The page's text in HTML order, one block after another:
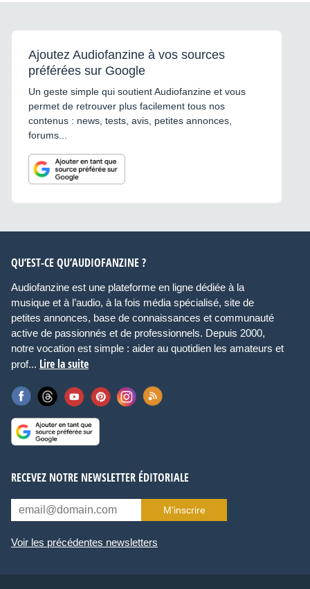
Ajoutez Audiofanzine à vos sources
préférées sur Google
Un geste simple qui soutient Audiofanzine et vous
permet de retrouver plus facilement tous nos
contenus : news, tests, avis, petites annonces,
forums...
QU’EST-CE QU’AUDIOFANZINE ?
Audiofanzine est une plateforme en ligne dédiée à la
musique et à l’audio, à la fois média spécialisé, site de
petites annonces, base de connaissances et communauté
active de passionnés et de professionnels. Depuis 2000,
notre vocation est simple : aider au quotidien les amateurs et
prof... Lire la suite
RECEVEZ NOTRE NEWSLETTER ÉDITORIALE
M’inscrire
Voir les précédentes newsletters